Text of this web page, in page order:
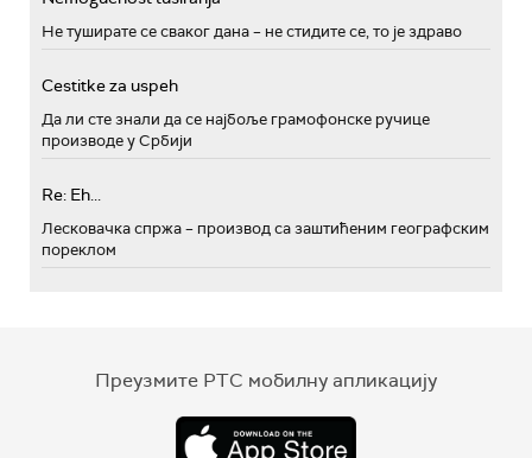
Не туширате се сваког дана – не стидите се, то је здраво
Cestitke za uspeh
Да ли сте знали да се најбоље грамофонске ручице
производе у Србији
Re: Eh...
Лесковачка спржа – производ са заштићеним географским
пореклом
Преузмите РТС мобилну апликацију